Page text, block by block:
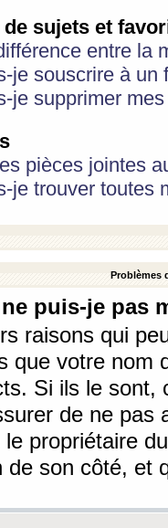
sujets et
entre la
je souscrire à
je supprimer
pièces jointes
je trouver toutes
Problèmes
puis-je pas
raisons qui
que votre nom
Si ils le sont,
de ne pas
le propriétaire
de son côté, et